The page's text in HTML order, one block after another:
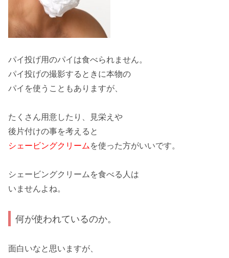
パイ投げ用のパイは食べられません。
パイ投げの撮影するときに本物の
パイ を使うこともありますが、
たくさん用意したり、見栄えや
後片付けの事を考えると
シェービングクリーム を使った方がいいです。
シェービングクリームを食べる人は
いませんよね。
何が使われているのか。
面白いなと思いますが、